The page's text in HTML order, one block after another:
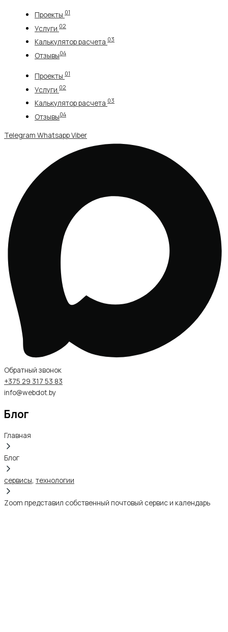
содержимому
Проекты 01
Услуги 02
Калькулятор расчета 03
Отзывы04
Проекты 01
Услуги 02
Калькулятор расчета 03
Отзывы04
Telegram WhatsappViber
Обратный звонок
+375 29 317 53 83
info@webdot.by
Блог
Главная
Блог
сервисы технологии
Zoom представил собственный почтовый сервис и календарь